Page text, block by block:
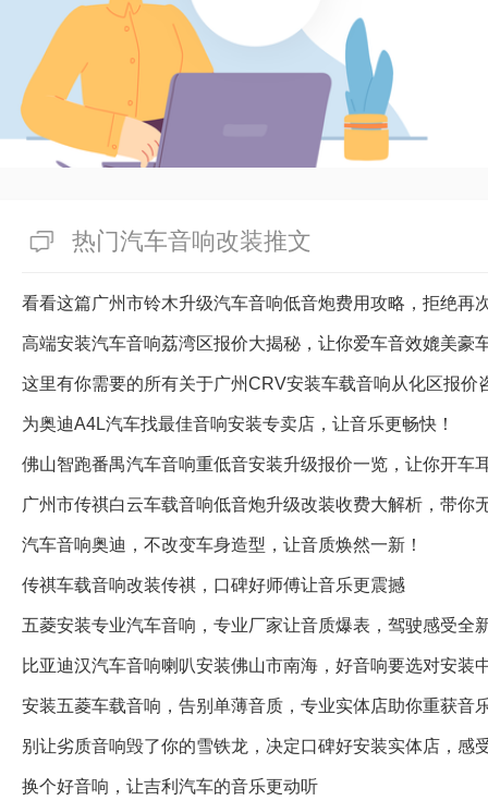
热门汽车音响改装推文
看看这篇广州市铃木升级汽车音响低音炮费用攻略，拒绝再
高端安装汽车音响荔湾区报价大揭秘，让你爱车音效媲美豪
这里有你需要的所有关于广州CRV安装车载音响从化区报价
为奥迪A4L汽车找最佳音响安装专卖店，让音乐更畅快！
佛山智跑番禺汽车音响重低音安装升级报价一览，让你开车
广州市传祺白云车载音响低音炮升级改装收费大解析，带你
汽车音响奥迪，不改变车身造型，让音质焕然一新！
传祺车载音响改装传祺，口碑好师傅让音乐更震撼
五菱安装专业汽车音响，专业厂家让音质爆表，驾驶感受全
比亚迪汉汽车音响喇叭安装佛山市南海，好音响要选对安装
安装五菱车载音响，告别单薄音质，专业实体店助你重获音
别让劣质音响毁了你的雪铁龙，决定口碑好安装实体店，感
换个好音响，让吉利汽车的音乐更动听